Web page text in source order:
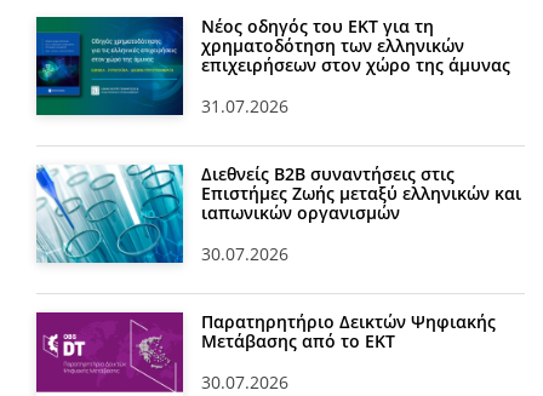
Νέος οδηγός του ΕΚΤ για τη
χρηματοδότηση των ελληνικών
επιχειρήσεων στον χώρο της άμυνας
31.07.2026
Διεθνείς Β2Β συναντήσεις στις
Επιστήμες Ζωής μεταξύ ελληνικών και
ιαπωνικών οργανισμών
30.07.2026
Παρατηρητήριο Δεικτών Ψηφιακής
Μετάβασης από το ΕΚΤ
30.07.2026